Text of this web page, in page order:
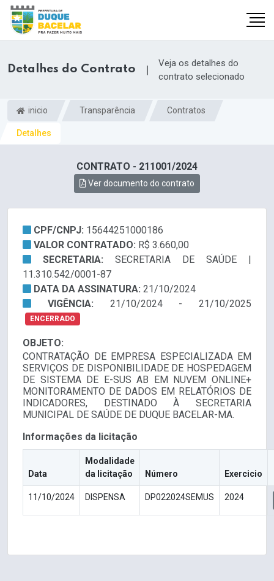
Detalhes do Contrato |
Veja os detalhes do
contrato selecionado
inicio Transparência Contratos
Detalhes
CONTRATO - 211001/2024
Ver documento do contrato
CPF/CNPJ: 15644251000186
VALOR CONTRATADO: R$ 3.660,00
SECRETARIA: SECRETARIA DE SAÚDE |
11.310.542/0001-87
DATA DA ASSINATURA: 21/10/2024
VIGÊNCIA: 21/10/2024 - 21/10/2025
ENCERRADO
OBJETO:
CONTRATAÇÃO DE EMPRESA ESPECIALIZADA EM
SERVIÇOS DE DISPONIBILIDADE DE HOSPEDAGEM
DE SISTEMA DE E-SUS AB EM NUVEM ONLINE+
MONITORAMENTO DE DADOS EM RELATÓRIOS DE
INDICADORES, DESTINADO À SECRETARIA
MUNICIPAL DE SAÚDE DE DUQUE BACELAR-MA.
Informações da licitação
Data
Modalidade
da licitação
Número Exercicio
11/10/2024 DISPENSA DP022024SEMUS 2024